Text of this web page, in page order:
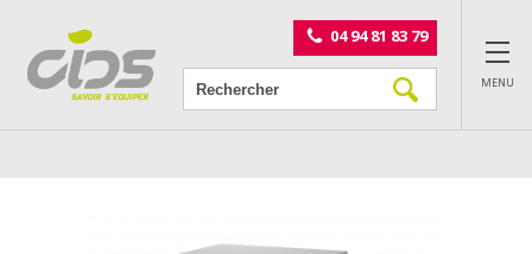
04 94 81 83 79
MENU